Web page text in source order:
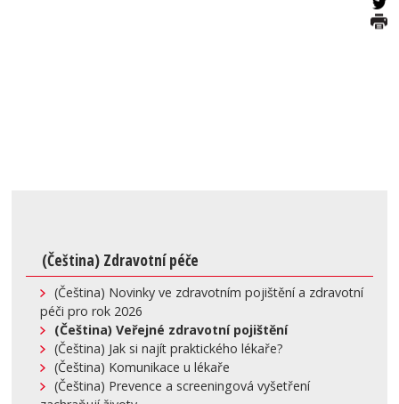
(Čeština) Zdravotní péče
(Čeština) Novinky ve zdravotním pojištění a zdravotní
péči pro rok 2026
(Čeština) Veřejné zdravotní pojištění
(Čeština) Jak si najít praktického lékaře?
(Čeština) Komunikace u lékaře
(Čeština) Prevence a screeningová vyšetření